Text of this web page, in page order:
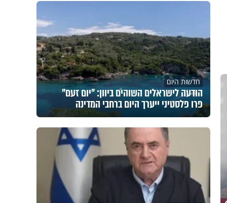
חדשות היום
הודעה לישראלים השוהים ביוון: "יום זעם"
פרו פלסטיני ייערך היום ברחבי המדינה